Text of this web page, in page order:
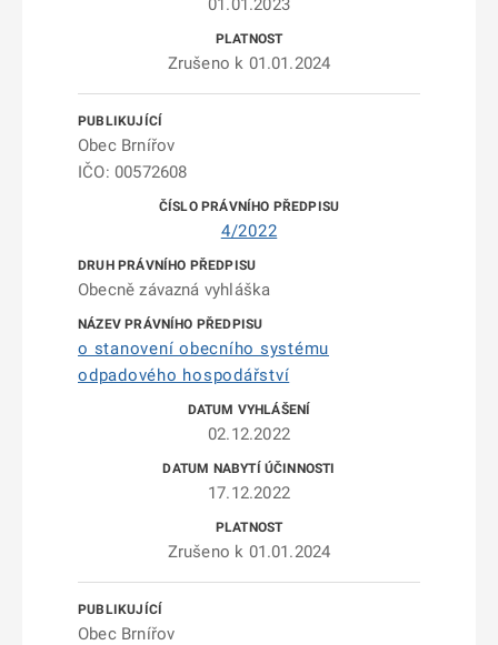
01.01.2023
Zrušeno k 01.01.2024
Obec Brnířov
IČO: 00572608
4/2022
Obecně závazná vyhláška
o stanovení obecního systému
odpadového hospodářství
02.12.2022
17.12.2022
Zrušeno k 01.01.2024
Obec Brnířov